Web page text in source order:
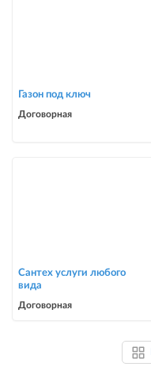
Газон под ключ
Договорная
Сантех услуги любого
вида
Договорная